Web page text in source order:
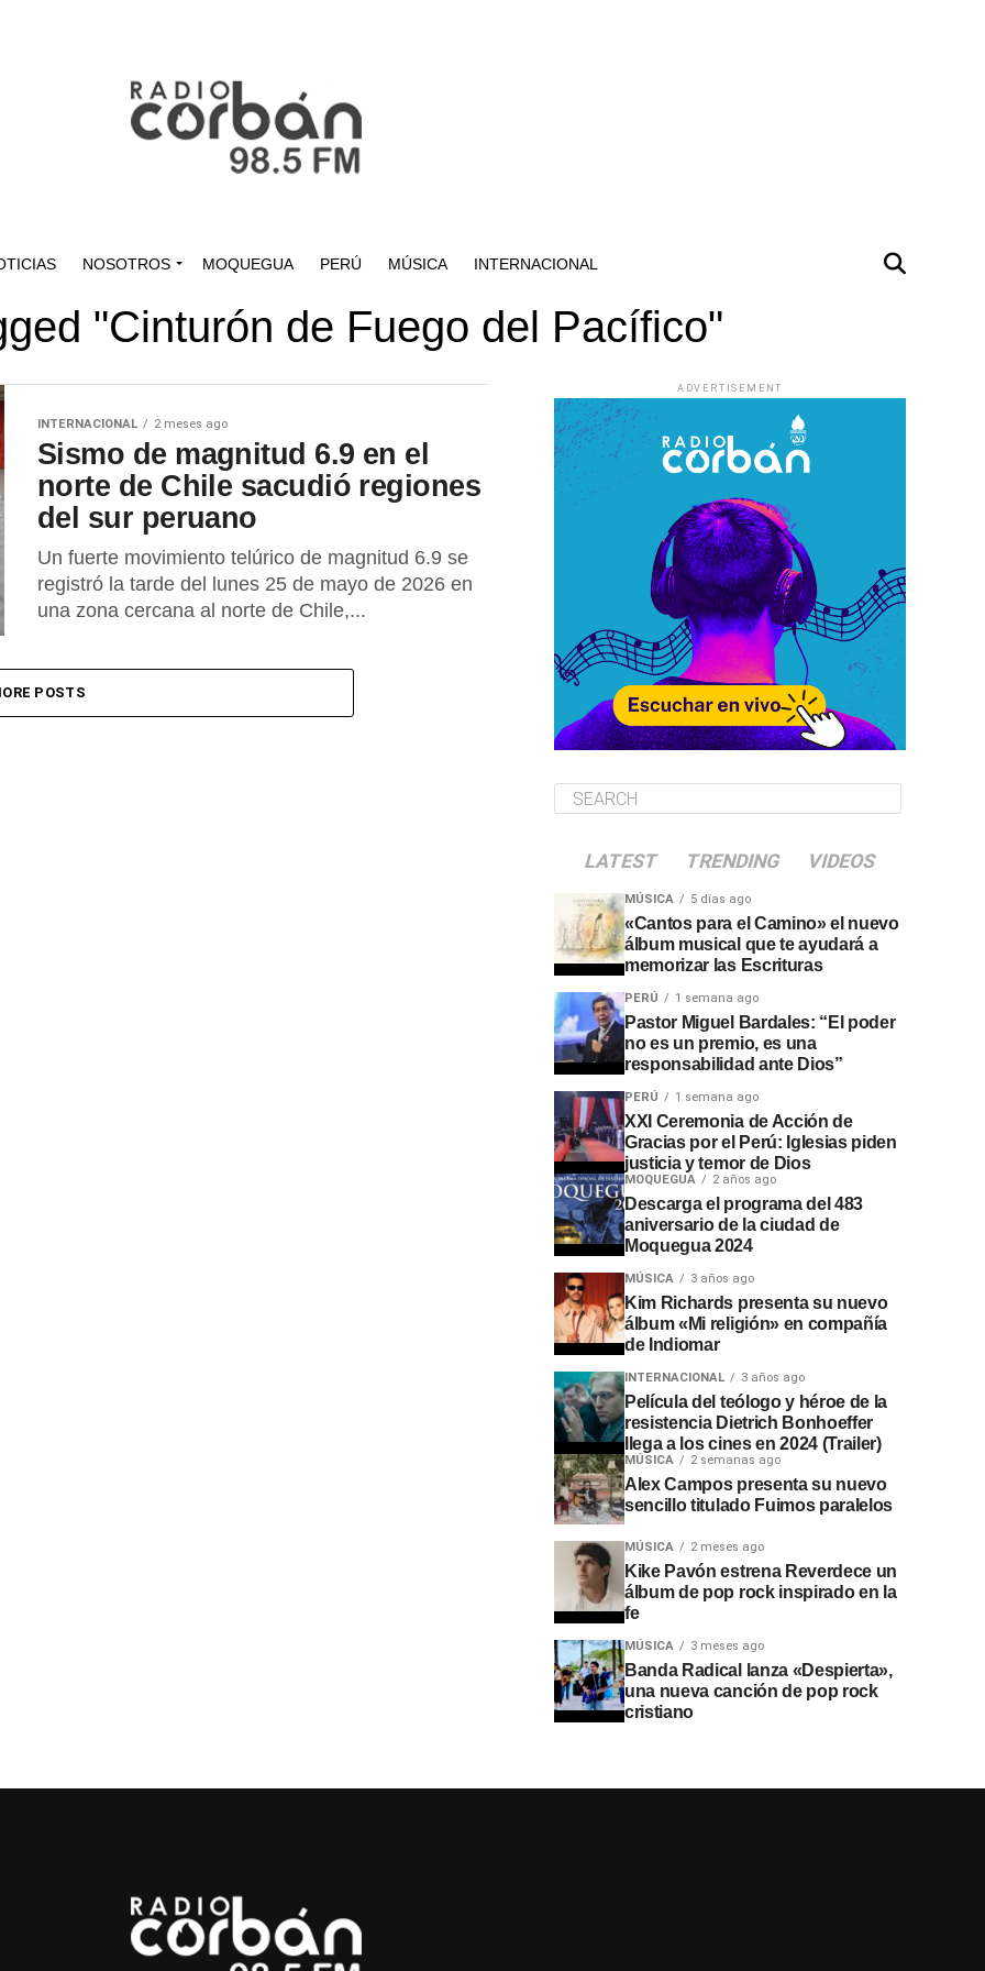
NOSOTROS MOQUEGUA PERÚ MÚSICA INTERNACIONAL
"Cinturón de Fuego del Pacífico"
INTERNACIONAL 2 meses ago
Sismo de magnitud 6.9 en el
norte de Chile sacudió regiones
del sur peruano
Un fuerte movimiento telúrico de magnitud 6.9 se
registró la tarde del lunes 25 de mayo de 2026 en
una zona cercana al norte de Chile,...
POSTS
ADVERTISEMENT
LATEST TRENDING VIDEOS
MÚSICA 5 días ago
«Cantos para el Camino» el nuevo
álbum musical que te ayudará a
memorizar las Escrituras
PERÚ 1 semana ago
Pastor Miguel Bardales: “El poder
no es un premio, es una
responsabilidad ante Dios”
PERÚ 1 semana ago
XXI Ceremonia de Acción de
Gracias por el Perú: Iglesias piden
justicia y temor de Dios
MOQUEGUA 2 años ago
Descarga el programa del 483
aniversario de la ciudad de
Moquegua 2024
MÚSICA 3 años ago
Kim Richards presenta su nuevo
álbum «Mi religión» en compañía
de Indiomar
INTERNACIONAL 3 años ago
Película del teólogo y héroe de la
resistencia Dietrich Bonhoeffer
llega a los cines en 2024 (Trailer)
MÚSICA 2 semanas ago
Alex Campos presenta su nuevo
sencillo titulado Fuimos paralelos
MÚSICA 2 meses ago
Kike Pavón estrena Reverdece un
álbum de pop rock inspirado en la
fe
MÚSICA 3 meses ago
Banda Radical lanza «Despierta»,
una nueva canción de pop rock
cristiano